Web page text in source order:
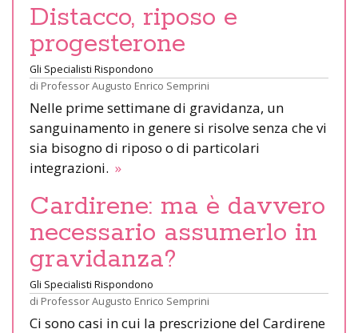
Distacco, riposo e
progesterone
Gli Specialisti Rispondono
di Professor Augusto Enrico Semprini
Nelle prime settimane di gravidanza, un
sanguinamento in genere si risolve senza che vi
sia bisogno di riposo o di particolari
integrazioni. »
Cardirene: ma è davvero
necessario assumerlo in
gravidanza?
Gli Specialisti Rispondono
di Professor Augusto Enrico Semprini
Ci sono casi in cui la prescrizione del Cardirene